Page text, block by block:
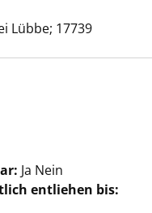
Lübbe; 17739
Ja Nein
entliehen bis: